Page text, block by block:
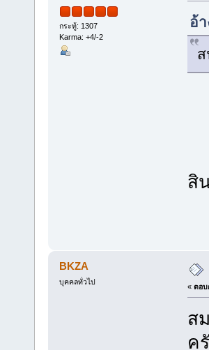
กระทู้: 1307
Karma: +4/-2
อ้
สิ
BKZA
บุคคลทั่วไป
« ตอบ
ส
ค